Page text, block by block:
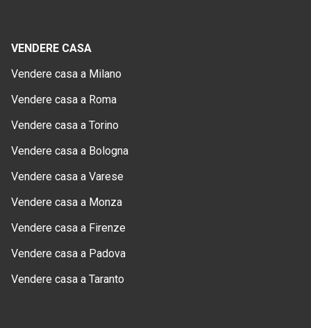
VENDERE CASA
Vendere casa a Milano
Vendere casa a Roma
Vendere casa a Torino
Vendere casa a Bologna
Vendere casa a Varese
Vendere casa a Monza
Vendere casa a Firenze
Vendere casa a Padova
Vendere casa a Taranto